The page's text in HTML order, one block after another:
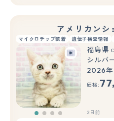
アメリカンシ
マイクロチップ装着 遺伝子検査情報
福島県
シルバ
2026年
価格:
2日前